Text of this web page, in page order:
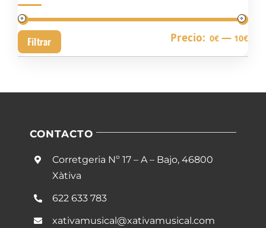
Filtrar Precio: 0€ — 10€
CONTACTO
Corretgeria Nº 17 – A – Bajo, 46800
Xàtiva
622 633 783
xativamusical@xativamusical.com